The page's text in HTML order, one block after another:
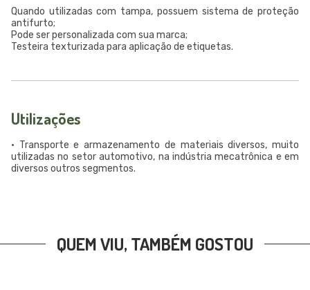
Quando utilizadas com tampa, possuem sistema de proteção
antifurto;
Pode ser personalizada com sua marca;
Testeira texturizada para aplicação de etiquetas.
Utilizações
• Transporte e armazenamento de materiais diversos, muito
utilizadas no setor automotivo, na indústria mecatrônica e em
diversos outros segmentos.
QUEM VIU, TAMBÉM GOSTOU